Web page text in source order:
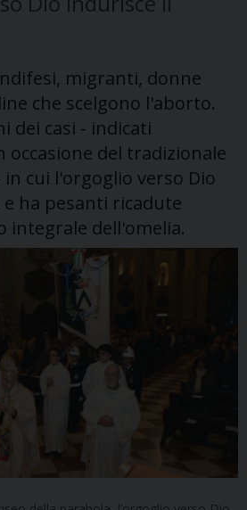
migranti, donne
che scelgono l'aborto.
dei casi - indicati
occasione del tradizionale
cui l'orgoglio verso Dio
ha pesanti ricadute
integrale dell'omelia.